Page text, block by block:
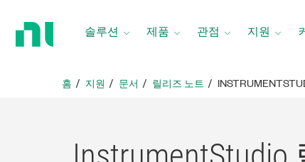
솔루션 제품 관점 지원
홈 지원 문서 릴리즈 노트